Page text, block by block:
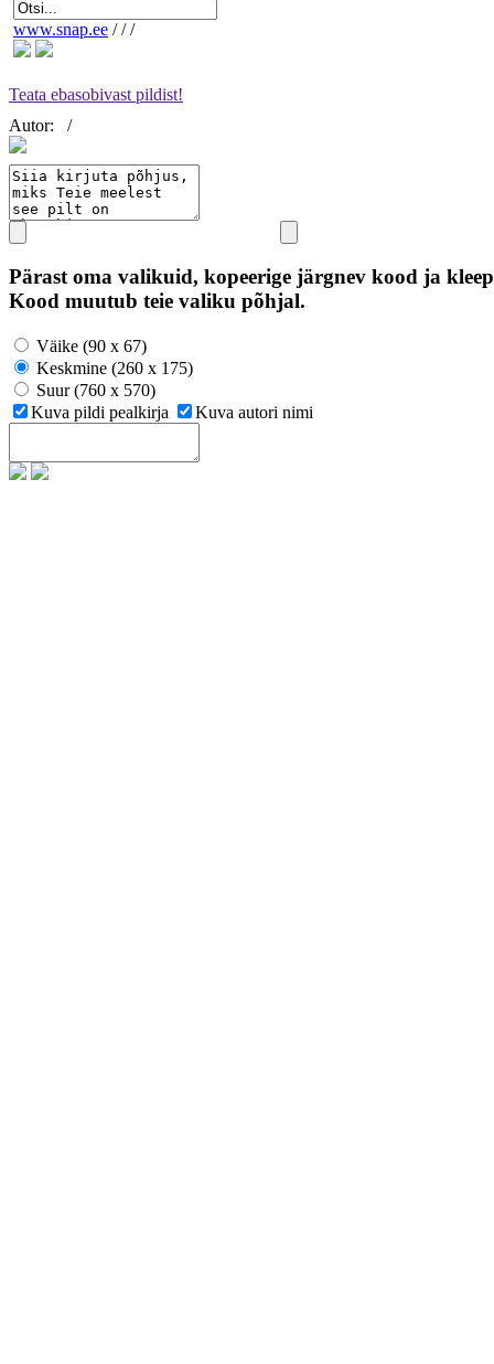
www.snap.ee / / /
Teata ebasobivast pildist!
Autor:
/
Pärast oma valikuid, kopeerige järgnev kood ja
Kood muutub teie valiku põhjal.
Väike (90 x 67)
Keskmine (260 x 175)
Suur (760 x 570)
Kuva pildi pealkirja
Kuva autori nimi